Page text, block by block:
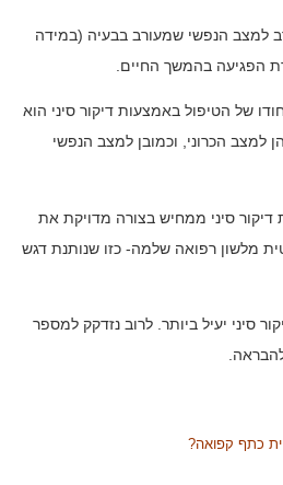
רב למצב הנפשי שמעורב בבעיה (במידה
הפגיעה בהמשך החיים.
של הטיפול באמצעות דיקור סיני הוא
למצב הכרוני, וכמובן למצב הנפשי
סיני ממחיש בצורה מדויקת את
מלשון רפואה שלמה- כזו שנותנת דגש
סיני יעיל ביותר. לרוב נזדקק למספר
כתף קפואה?